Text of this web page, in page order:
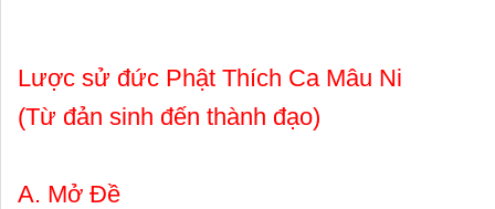
Lược sử đức Phật Thích Ca Mâu Ni
(Từ đản sinh đến thành đạo)
A. Mở Đề